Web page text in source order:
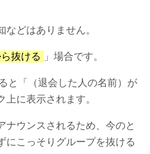
などはありません。
抜ける 」場合です。
と「（退会した人の名前）が
に表示されます。
ナウンスされるため、今のと
にこっそりグループを抜ける